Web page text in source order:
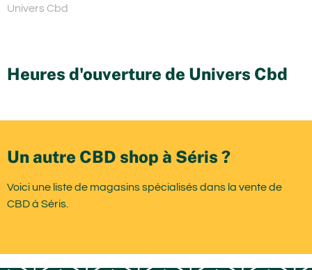
Univers Cbd
Heures d'ouverture de Univers Cbd
Un autre CBD shop à Séris ?
Voici une liste de magasins spécialisés dans la vente de
CBD à Séris.